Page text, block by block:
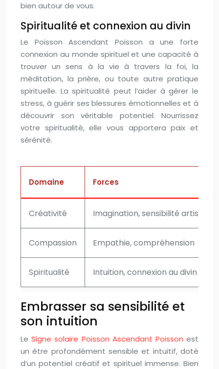
bien autour de vous.
Spiritualité et connexion au divin
Le Poisson Ascendant Poisson a une forte
connexion au monde spirituel et une capacité à
trouver un sens à la vie à travers la foi, la
méditation, la prière, ou toute autre pratique
spirituelle. La spiritualité peut l’aider à gérer le
stress, à guérir ses blessures émotionnelles et à
découvrir son véritable potentiel. Nourrissez
votre spiritualité, elle vous apportera paix et
sérénité.
Domaine Forces
Créativité Imagination, sensibilité artistique
Compassion Empathie, compréhension
Spiritualité Intuition, connexion au divin
Embrasser sa sensibilité et
son intuition
LeSigne solaire Poisson Ascendant Poissonest
un être profondément sensible et intuitif, doté
d’un potentiel créatif et spirituel immense. Bien